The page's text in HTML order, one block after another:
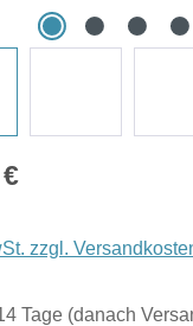
zzgl.
Tage (danach